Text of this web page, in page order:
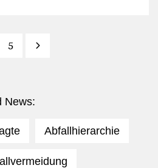
5 Vor
News:
Abfallhierarchie